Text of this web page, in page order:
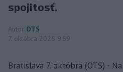
spojitosť.
Autor OTS
7. októbra 2025 9:59
Bratislava 7. októbra (OTS) -